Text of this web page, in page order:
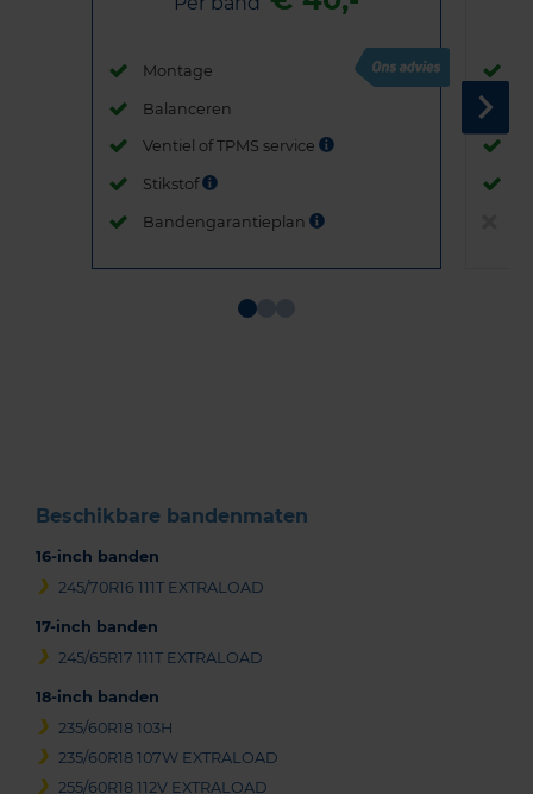
Montage
Balanceren
Ventiel of TPMS service
Stikstof
Bandengarantieplan
Beschikbare bandenmaten
16-inch banden
245/70R16 111T EXTRALOAD
17-inch banden
245/65R17 111T EXTRALOAD
18-inch banden
235/60R18 103H
235/60R18 107W EXTRALOAD
255/60R18 112V EXTRALOAD